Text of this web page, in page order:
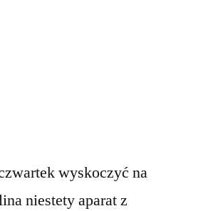
wyskoczyć na
niestety aparat z